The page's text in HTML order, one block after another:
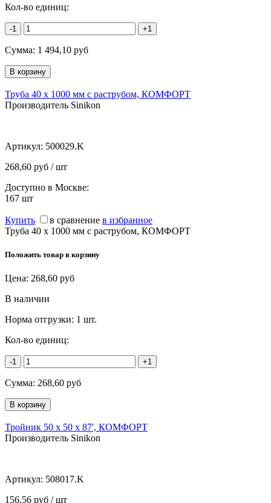
Кол-во единиц:
-1 +1
Сумма: 1 494,10 руб
Труба 40 х 1000 мм с раструбом, КОМФОРТ
Производитель Sinikon
Артикул: 500029.K
268,60 руб / шт
Доступно в Москве:
167 шт
Купить в сравнение в избранное
Труба 40 х 1000 мм с раструбом, КОМФОРТ
Положить товар в корзину
Цена: 268,60 руб
В наличии
Норма отгрузки: 1 шт.
Кол-во единиц:
-1 +1
Сумма: 268,60 руб
Тройник 50 х 50 х 87', КОМФОРТ
Производитель Sinikon
Артикул: 508017.K
156,56 руб / шт